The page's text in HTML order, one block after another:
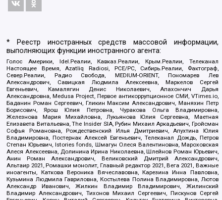
* Реестр иностранных средств массовой информации,
выполняющих функции иностранного агента:
Голос Америки, Idel.Реалии, Кавказ.Реалии, Крым.Реалии, Телеканал
Настоящее Время, Azatliq Radiosi, PCE/PC, Сибирь.Реалии, Фактограф,
Север.Реалии, Радио Свобода, MEDIUM-ORIENT, Пономарев Лев
Александрович, Савицкая Людмила Алексеевна, Маркелов Сергей
Евгеньевич, Камалягин Денис Николаевич, Апахончич Дарья
Александровна, Medusa Project, Первое антикоррупционное СМИ, VTimes.io,
Баданин Роман Сергеевич, Гликин Максим Александрович, Маняхин Петр
Борисович, Ярош Юлия Петровна, Чуракова Ольга Владимировна,
Железнова Мария Михайловна, Лукьянова Юлия Сергеевна, Маетная
Елизавета Витальевна, The Insider SIA, Рубин Михаил Аркадьевич, Гройсман
Софья Романовна, Рождественский Илья Дмитриевич, Апухтина Юлия
Владимировна, Постернак Алексей Евгеньевич, Телеканал Дождь, Петров
Степан Юрьевич, Istories fonds, Шмагун Олеся Валентиновна, Мароховская
Алеся Алексеевна, Долинина Ирина Николаевна, Шлейнов Роман Юрьевич,
Анин Роман Александрович, Великовский Дмитрий Александрович,
Альтаир 2021, Ромашки монолит, Главный редактор 2021, Вега 2021, Важные
иноагенты, Каткова Вероника Вячеславовна, Карезина Инна Павловна,
Кузьмина Людмила Гавриловна, Костылева Полина Владимировна, Лютов
Александр Иванович, Жилкин Владимир Владимирович, Жилинский
Владимир Александрович, Тихонов Михаил Сергеевич, Пискунов Сергей